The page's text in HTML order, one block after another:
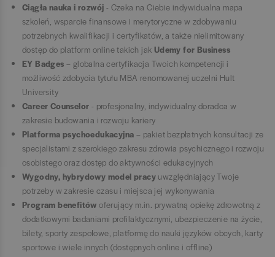
Ciągła nauka i rozwój - Czeka na Ciebie indywidualna mapa
szkoleń, wsparcie finansowe i merytoryczne w zdobywaniu
potrzebnych kwalifikacji i certyfikatów, a także nielimitowany
dostęp do platform online takich jak Udemy for Business
EY Badges – globalna certyfikacja Twoich kompetencji i
możliwość zdobycia tytułu MBA renomowanej uczelni Hult
University
Career Counselor - profesjonalny, indywidualny doradca w
zakresie budowania i rozwoju kariery
Platforma psychoedukacyjna – pakiet bezpłatnych konsultacji ze
specjalistami z szerokiego zakresu zdrowia psychicznego i rozwoju
osobistego oraz dostęp do aktywności edukacyjnych
Wygodny, hybrydowy model pracy uwzględniający Twoje
potrzeby w zakresie czasu i miejsca jej wykonywania
Program benefitówoferujący m.in. prywatną opiekę zdrowotną z
dodatkowymi badaniami profilaktycznymi, ubezpieczenie na życie,
bilety, sporty zespołowe, platformę do nauki języków obcych, karty
sportowe i wiele innych (dostępnych online i offline)